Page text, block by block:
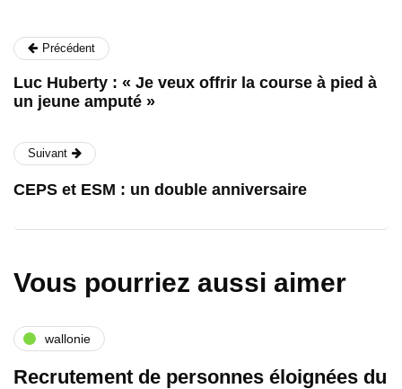
Précédent
Luc Huberty : « Je veux offrir la course à pied à
un jeune amputé »
Suivant
CEPS et ESM : un double anniversaire
Vous pourriez aussi aimer
wallonie
Recrutement de personnes éloignées du